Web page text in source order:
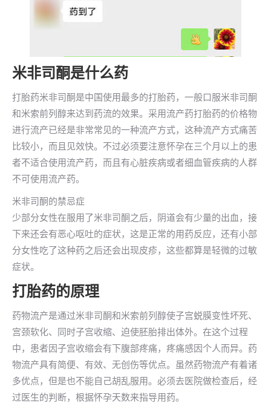
米非司酮是什么药
打胎药米非司酮是中国使用最多的打胎药，一般口服米非司酮
和米索前列醇来达到药流的效果。采用流产药打胎药的价格物
进行流产已经是非常常见的一种流产方式，这种流产方式痛苦
比较小，而且见效快。不过必须要注意怀孕在三个月以上的患
者不适合使用流产药，而且有心脏疾病或者细血管疾病的人群
不可使用流产药。
米非司酮的禁忌症
少部分女性在服用了米非司酮之后，阴道会有少量的出血，接
下来还会有恶心呕吐的症状，这是正常的用药反应，还有小部
分女性吃了这种药之后还会出现皮疹，这些都算是轻微的过敏
症状。
打胎药的原理
药物流产是通过米非司酮和米索前列醇使子宫蜕膜变性坏死、
宫颈软化、同时子宫收缩、迫使胚胎排出体外。在这个过程
中，患者因子宫收缩会有下腹部疼痛，疼痛感因个人而异。药
物流产具有简便、有效、无创伤等优点。虽然药物流产有着诸
多优点，但是也不能自己胡乱服用。必须去医院做检查后，经
过医生的判断，根据怀孕天数来指导用药。